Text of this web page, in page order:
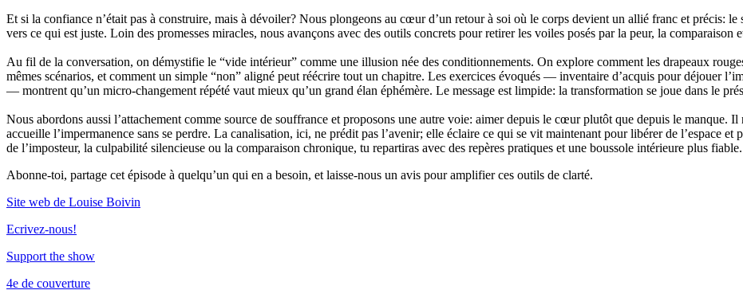
Et si la confiance n’était pas à construire, mais à dévoiler? Nous plongeons au cœur d’un retour à soi où le corps devient un allié franc et précis: le
vers ce qui est juste. Loin des promesses miracles, nous avançons avec des outils concrets pour retirer les voiles posés par la peur, la comparaison
Au fil de la conversation, on démystifie le “vide intérieur” comme une illusion née des conditionnements. On explore comment les drapeaux
mêmes scénarios, et comment un simple “non” aligné peut réécrire tout un chapitre. Les exercices évoqués — inventaire d’acquis pour déjouer
— montrent qu’un micro-changement répété vaut mieux qu’un grand élan éphémère. Le message est limpide: la transformation se joue dans le
Nous abordons aussi l’attachement comme source de souffrance et proposons une autre voie: aimer depuis le cœur plutôt que depuis le manque.
accueille l’impermanence sans se perdre. La canalisation, ici, ne prédit pas l’avenir; elle éclaire ce qui se vit maintenant pour libérer de l’espace
de l’imposteur, la culpabilité silencieuse ou la comparaison chronique, tu repartiras avec des repères pratiques et une boussole intérieure plus fiable.
Abonne-toi, partage cet épisode à quelqu’un qui en a besoin, et laisse-nous un avis pour amplifier ces outils de clarté.
Site web de Louise Boivin
Ecrivez-nous!
Support the show
4e de couverture